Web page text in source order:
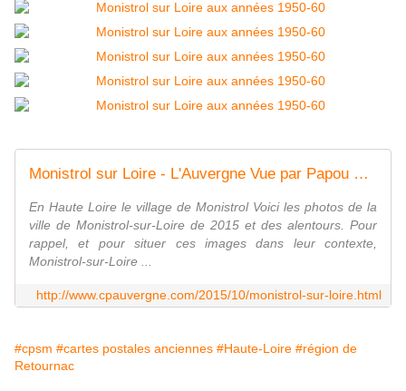
Monistrol sur Loire - L'Auvergne Vue par Papou Poustache
En Haute Loire le village de Monistrol Voici les photos de la
ville de Monistrol-sur-Loire de 2015 et des alentours. Pour
rappel, et pour situer ces images dans leur contexte,
Monistrol-sur-Loire ...
http://www.cpauvergne.com/2015/10/monistrol-sur-loire.html
#cpsm #cartes postales anciennes #Haute-Loire #région de
Retournac